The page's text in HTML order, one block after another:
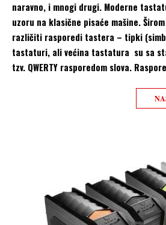
naravno, i mnogi drugi. Moderne
uzoru na klasične pisaće mašine.
različiti rasporedi tastera – tipki
tastaturi, ali većina tastatura su sa
tzv. QWERTY rasporedom slova.